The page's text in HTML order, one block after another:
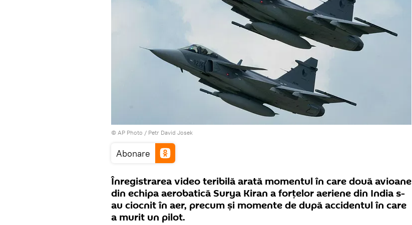
© AP Photo / Petr David Josek
Abonare
Înregistrarea video teribilă arată momentul în care două avioane
din echipa aerobatică Surya Kiran a forțelor aeriene din India s-
au ciocnit în aer, precum și momente de după accidentul în care
a murit un pilot.